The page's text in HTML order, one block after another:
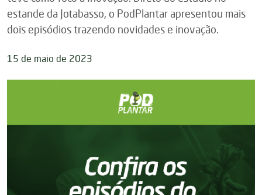
estande da Jotabasso, o PodPlantar apresentou mais
dois episódios trazendo novidades e inovação.
15 de maio de 2023